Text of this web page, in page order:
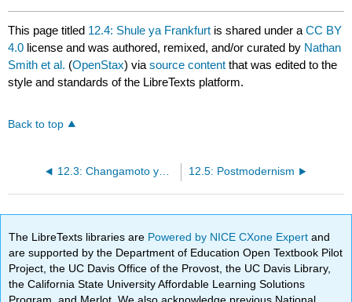
This page titled 12.4: Shule ya Frankfurt is shared under aCC BY
4.0 license and was authored, remixed, and/or curated by Nathan
Smith et al. (OpenStax) viasource content that was edited to the
style and standards of the LibreTexts platform.
Back to top
12.3: Changamoto ya Falsafa ya Bara kwa Nadharia za Mwangaza 12.5: Postmodernism
The LibreTexts libraries are Powered by NICE CXone Expertand
are supported by the Department of Education Open Textbook Pilot
Project, the UC Davis Office of the Provost, the UC Davis Library,
the California State University Affordable Learning Solutions